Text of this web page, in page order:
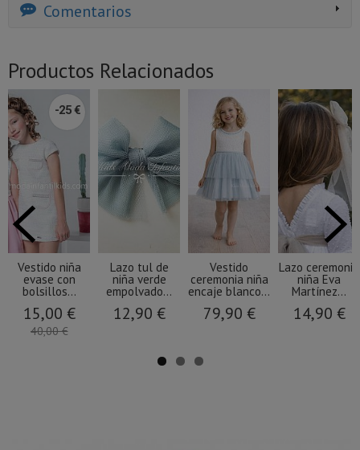
Comentarios
Productos Relacionados
-25 €
Vestido niña
evase con
bolsillos...
15,00 €
40,00 €
Lazo tul de
niña verde
empolvado...
12,90 €
Vestido
ceremonia niña
encaje blanco...
79,90 €
Lazo ceremonia
niña Eva
Martínez...
14,90 €